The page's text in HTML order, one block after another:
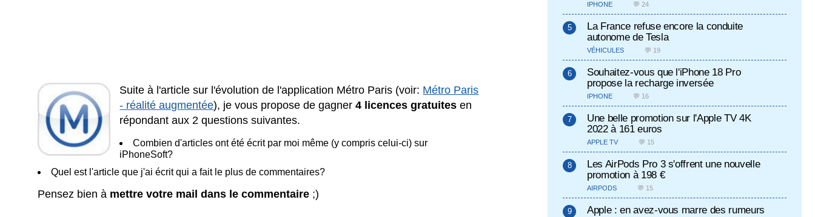
Suite à l'article sur l'évolution de l'application Métro Paris (voir: Métro Paris
- réalité augmentée), je vous propose de gagner 4 licences gratuites en
répondant aux 2 questions suivantes.
Combien d'articles ont été écrit par moi même (y compris celui-ci) sur
iPhoneSoft?
Quel est l'article que j'ai écrit qui a fait le plus de commentaires?
Pensez bien à mettre votre mail dans le commentaire ;)
IPHONE 💬 24
La France refuse encore la conduite
autonome de Tesla
VÉHICULES 💬 19
Souhaitez-vous que l'iPhone 18 Pro
propose la recharge inversée
IPHONE 💬 16
Une belle promotion sur l'Apple TV 4K
2022 à 161 euros
APPLE TV 💬 15
Les AirPods Pro 3 s'offrent une nouvelle
promotion à 198 €
AIRPODS 💬 15
Apple : en avez-vous marre des rumeurs